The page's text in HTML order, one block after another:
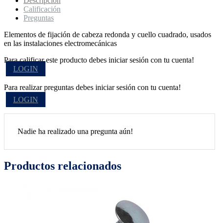
Calificación
Preguntas
Elementos de fijación de cabeza redonda y cuello cuadrado, usados
en las instalaciones electromecánicas
Para calificar este producto debes iniciar sesión con tu cuenta!
LOGIN
Para realizar preguntas debes iniciar sesión con tu cuenta!
LOGIN
Nadie ha realizado una pregunta aún!
Productos relacionados